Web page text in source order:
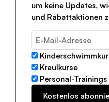
um keine Updates,
und Rabattaktionen
Kraulkurse
Personal-Trainings